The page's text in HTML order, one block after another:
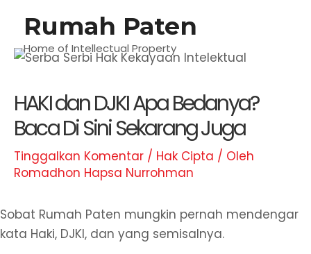
konten
Rumah Paten
Home of Intellectual Property
HAKI dan DJKI Apa Bedanya?
Baca Di Sini Sekarang Juga
Tinggalkan Komentar / Hak Cipta / Oleh
Romadhon Hapsa Nurrohman
Sobat Rumah Paten mungkin pernah mendengar
kata Haki, DJKI, dan yang semisalnya.